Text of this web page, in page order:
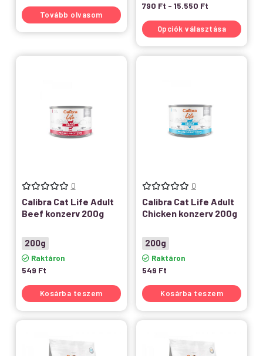
Tovább olvasom
790 Ft - 15.550 Ft
Opciók választása
0
Calibra Cat Life Adult
Beef konzerv 200g
200g
Raktáron
549 Ft
Kosárba teszem
0
Calibra Cat Life Adult
Chicken konzerv 200g
200g
Raktáron
549 Ft
Kosárba teszem